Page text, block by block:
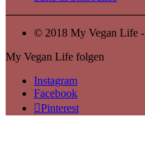
© 2018 My Vegan Life -
My Vegan Life folgen
Instagram
Facebook
Pinterest